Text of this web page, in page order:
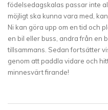
födelsedagskalas passar inte
möjligt ska kunna vara med,
Ni kan göra upp om en tid och
en bil eller buss, andra från en
tillsammans. Sedan fortsätter
genom att paddla vidare och
minnesvärt firande!